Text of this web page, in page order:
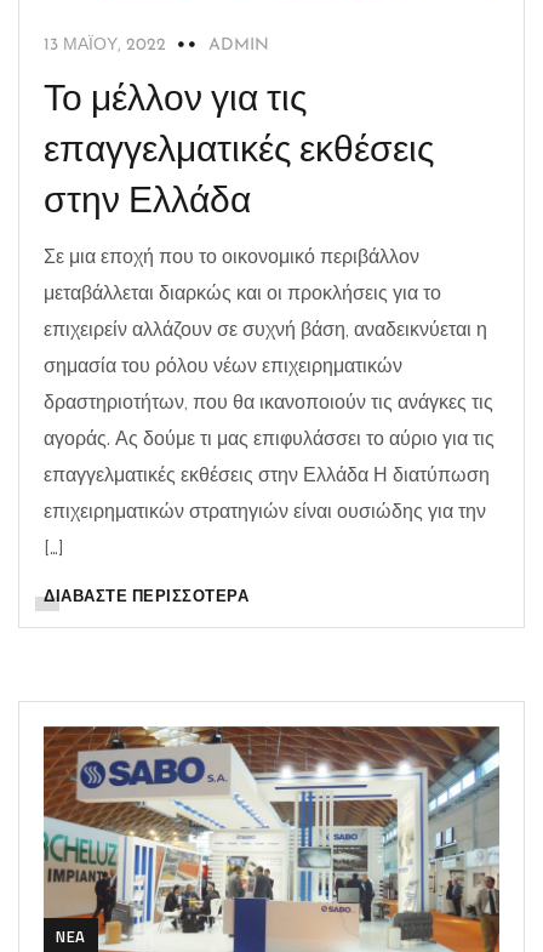
13 ΜΑΪ́ΟΥ, 2022 ADMIN
Το μέλλον για τις
επαγγελματικές εκθέσεις
στην Ελλάδα
Σε μια εποχή που το οικονομικό περιβάλλον
μεταβάλλεται διαρκώς και οι προκλήσεις για το
επιχειρείν αλλάζουν σε συχνή βάση, αναδεικνύεται η
σημασία του ρόλου νέων επιχειρηματικών
δραστηριοτήτων, που θα ικανοποιούν τις ανάγκες τις
αγοράς. Ας δούμε τι μας επιφυλάσσει το αύριο για τις
επαγγελματικές εκθέσεις στην Ελλάδα Η διατύπωση
επιχειρηματικών στρατηγιών είναι ουσιώδης για την
[…]
ΔΙΑΒΆΣΤΕ ΠΕΡΙΣΣΌΤΕΡΑ
NEA